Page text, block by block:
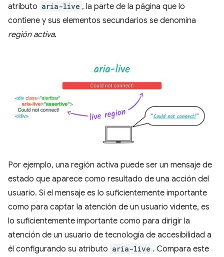
atributo aria-live , la parte de la página que lo
contiene y sus elementos secundarios se denomina
región activa.
Por ejemplo, una región activa puede ser un mensaje de
estado que aparece como resultado de una acción del
usuario. Si el mensaje es lo suficientemente importante
como para captar la atención de un usuario vidente, es
lo suficientemente importante como para dirigir la
atención de un usuario de tecnología de accesibilidad a
él configurando su atributo aria-live . Compara este